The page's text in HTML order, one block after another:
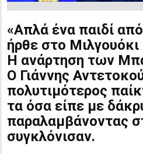
«Απλά ένα παιδί
ήρθε στο Μιλγουόκι
Η ανάρτηση των
Ο Γιάννης
πολυτιμότερος
τα όσα είπε με
παραλαμβάνοντας
συγκλόνισαν.